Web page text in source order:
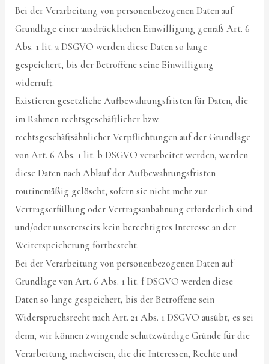
Bei der Verarbeitung von personenbezogenen Daten auf
Grundlage einer ausdrücklichen Einwilligung gemäß Art. 6
Abs. 1 lit. a DSGVO werden diese Daten so lange
gespeichert, bis der Betroffene seine Einwilligung
widerruft.
Existieren gesetzliche Aufbewahrungsfristen für Daten, die
im Rahmen rechtsgeschäftlicher bzw.
rechtsgeschäftsähnlicher Verpflichtungen auf der Grundlage
von Art. 6 Abs. 1 lit. b DSGVO verarbeitet werden, werden
diese Daten nach Ablauf der Aufbewahrungsfristen
routinemäßig gelöscht, sofern sie nicht mehr zur
Vertragserfüllung oder Vertragsanbahnung erforderlich sind
und/oder unsererseits kein berechtigtes Interesse an der
Weiterspeicherung fortbesteht.
Bei der Verarbeitung von personenbezogenen Daten auf
Grundlage von Art. 6 Abs. 1 lit. f DSGVO werden diese
Daten so lange gespeichert, bis der Betroffene sein
Widerspruchsrecht nach Art. 21 Abs. 1 DSGVO ausübt, es sei
denn, wir können zwingende schutzwürdige Gründe für die
Verarbeitung nachweisen, die die Interessen, Rechte und